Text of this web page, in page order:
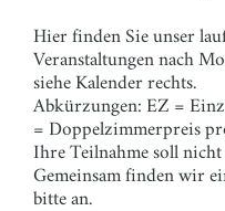
Hier finden Sie unser
Veranstaltungen nach
siehe Kalender rechts.
Abkürzungen: EZ =
= Doppelzimmerpreis
Ihre Teilnahme soll nicht
Gemeinsam finden wir
bitte an.